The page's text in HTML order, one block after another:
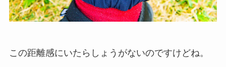
この距離感にいたらしょうがないのですけどね。